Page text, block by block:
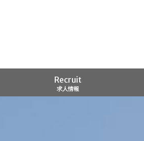
Recruit
求人情報